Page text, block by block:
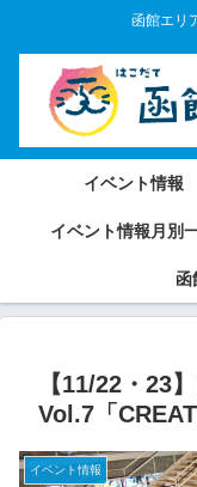
函館エリ
イベント情報
イベント情報月別
函
【11/22・23
Vol.7「
イベント情報